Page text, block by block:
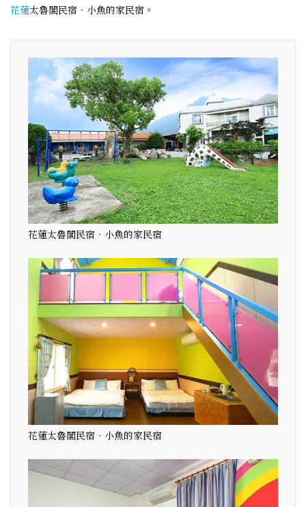
花蓮太魯閣民宿‧小魚的家民宿。
花蓮太魯閣民宿‧小魚的家民宿
花蓮太魯閣民宿‧小魚的家民宿